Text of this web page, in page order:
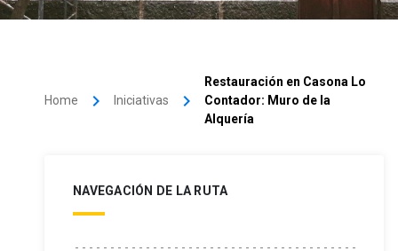
Home keyboard_arrow_right Iniciativas keyboard_arrow_right
Restauración en Casona Lo
Contador: Muro de la
Alquería
NAVEGACIÓN DE LA RUTA